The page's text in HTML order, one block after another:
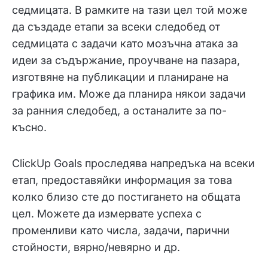
седмицата. В рамките на тази цел той може
да създаде етапи за всеки следобед от
седмицата с задачи като мозъчна атака за
идеи за съдържание, проучване на пазара,
изготвяне на публикации и планиране на
графика им. Може да планира някои задачи
за ранния следобед, а останалите за по-
късно.
ClickUp Goals проследява напредъка на всеки
етап, предоставяйки информация за това
колко близо сте до постигането на общата
цел. Можете да измервате успеха с
променливи като числа, задачи, парични
стойности, вярно/невярно и др.